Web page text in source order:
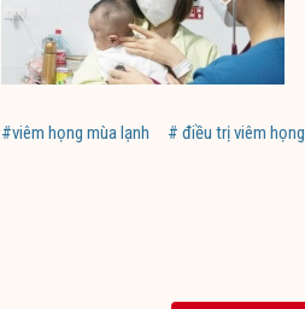
#viêm họng mùa lạnh # điều trị viêm họng